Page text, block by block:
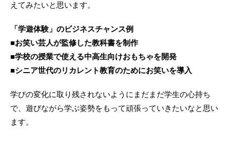
えてみたいと思います。
「学遊体験」のビジネスチャンス例
■お笑い芸人が監修した教科書を制作
■学校の授業で使える中高生向けおもちゃを開発
■シニア世代のリカレント教育のためにお笑いを導入
学びの変化に取り残されないようにまだまだ学生の心持ち
で、遊びながら学ぶ姿勢をもって頑張っていきたいなと思い
ます。